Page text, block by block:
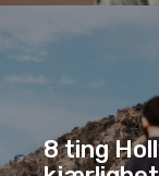
8 ting